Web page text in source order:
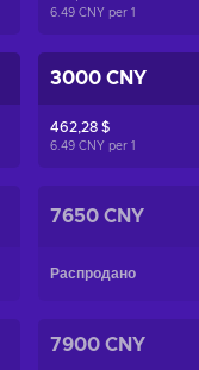
6.49 CNY per1
3000 CNY
462,28 $
6.49 CNY per1
7650 CNY
Распродано
7900 CNY